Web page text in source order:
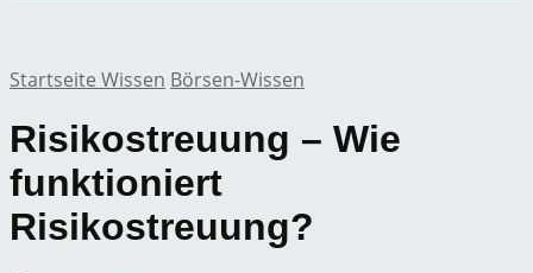
Startseite Wissen Börsen-Wissen
Risikostreuung – Wie
funktioniert
Risikostreuung?